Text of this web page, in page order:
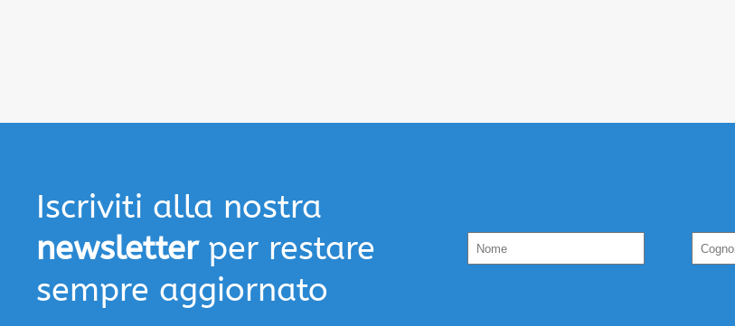
Iscriviti alla nostra
newsletterper restare
sempre aggiornato